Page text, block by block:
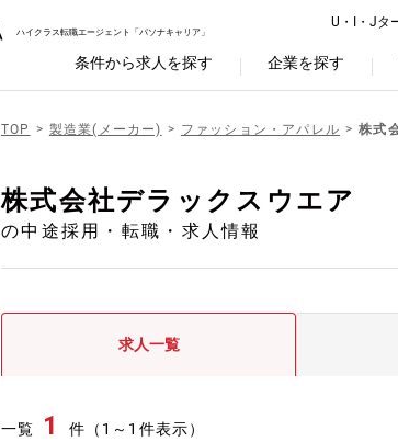
ハイクラス転職エージェント「パソナキャリア」
U・I・Jタ
条件から求人を探す 企業を探す
TOP 製造業(メーカー) ファッション・アパレル 株式
株式会社デラックスウエア
の中途採用・転職・求人情報
求人一覧
一覧 1 件（1～1件表示）